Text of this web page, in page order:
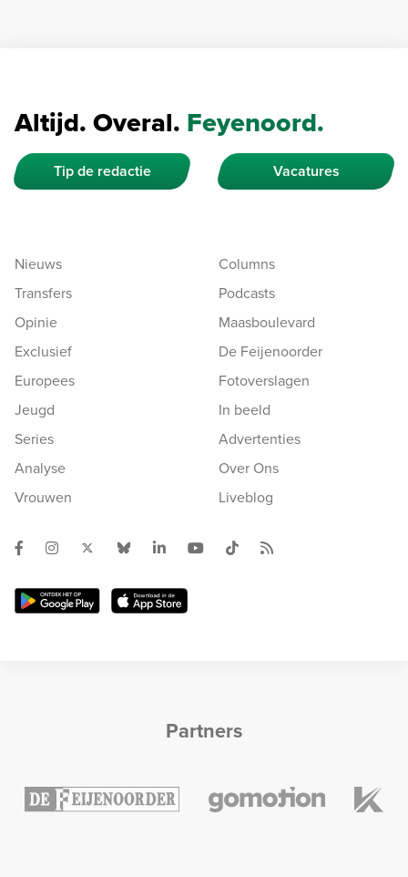
Altijd. Overal. Feyenoord.
Tip de redactie Vacatures
Nieuws
Transfers
Opinie
Exclusief
Europees
Jeugd
Series
Analyse
Vrouwen
Columns
Podcasts
Maasboulevard
De Feijenoorder
Fotoverslagen
In beeld
Advertenties
Over Ons
Liveblog
Partners